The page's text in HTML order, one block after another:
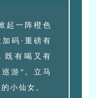
起一阵橙色
码·重磅有
既有喝又有
游”。立马
小仙女。